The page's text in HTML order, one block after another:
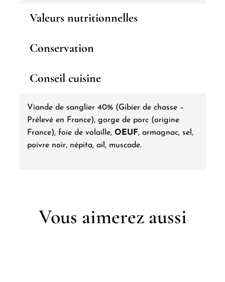
180g
Valeurs nutritionnelles
Conservation
Conseil cuisine
Viande de sanglier 40% (Gibier de chasse –
Prélevé en France), gorge de porc (origine
France), foie de volaille, OEUF, armagnac, sel,
poivre noir, népita, ail, muscade.
Vous aimerez aussi